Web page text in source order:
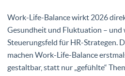
Work-Life-Balance wirkt 2026
Gesundheit und Fluktuation – und
Steuerungsfeld für HR-Strategen.
machen Work-Life-Balance
gestaltbar, statt nur „gefühlte“